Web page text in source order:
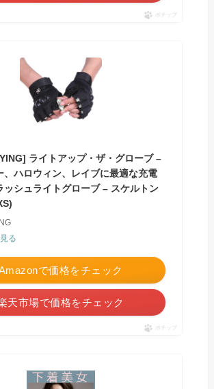
ポチップ
ライトアップ・ザ・グローブ –
、ハロウィン、レイブに最適な充電
ッシュライトグローブ – スケルトン
る
で価格をチェック
天市場で価格をチェック
ポチップ